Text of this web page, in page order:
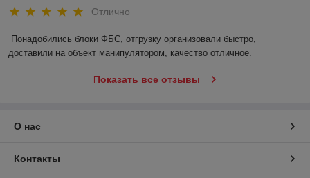
Отлично
Понадобились блоки ФБС, отгрузку организовали быстро,
доставили на объект манипулятором, качество отличное.
Показать все отзывы
О нас
Контакты